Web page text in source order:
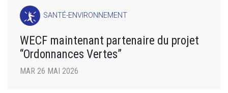
SANTÉ-ENVIRONNEMENT
WECF maintenant partenaire du projet
“Ordonnances Vertes”
MAR 26 MAI 2026